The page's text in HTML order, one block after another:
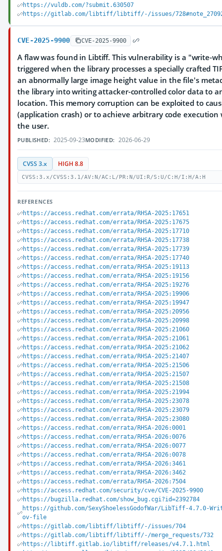
https://vuldb.com/?submit.630507
https://gitlab.com/libtiff/libtiff/-/issues/
CVE-2025-9900 CVE-2025-9900
A flaw was found in Libtiff. This vulnerability is a "write-
triggered when the library processes a specially crafted
an abnormally large image height value in the file's
the library into writing attacker-controlled color data to
location. This memory corruption can be exploited to
(application crash) or to achieve arbitrary code
the user.
PUBLISHED: 2025-09-23MODIFIED: 2026-06-29
CVSS 3.x HIGH 8.8
CVSS:3.x/CVSS:3.1/AV:N/AC:L/PR:N/UI:R/S:U/C:H/I:H/A:H
REFERENCES
https://access.redhat.com/errata/RHSA-2025:17651
https://access.redhat.com/errata/RHSA-2025:17675
https://access.redhat.com/errata/RHSA-2025:17710
https://access.redhat.com/errata/RHSA-2025:17738
https://access.redhat.com/errata/RHSA-2025:17739
https://access.redhat.com/errata/RHSA-2025:17740
https://access.redhat.com/errata/RHSA-2025:19113
https://access.redhat.com/errata/RHSA-2025:19156
https://access.redhat.com/errata/RHSA-2025:19276
https://access.redhat.com/errata/RHSA-2025:19906
https://access.redhat.com/errata/RHSA-2025:19947
https://access.redhat.com/errata/RHSA-2025:20956
https://access.redhat.com/errata/RHSA-2025:20998
https://access.redhat.com/errata/RHSA-2025:21060
https://access.redhat.com/errata/RHSA-2025:21061
https://access.redhat.com/errata/RHSA-2025:21062
https://access.redhat.com/errata/RHSA-2025:21407
https://access.redhat.com/errata/RHSA-2025:21506
https://access.redhat.com/errata/RHSA-2025:21507
https://access.redhat.com/errata/RHSA-2025:21508
https://access.redhat.com/errata/RHSA-2025:21994
https://access.redhat.com/errata/RHSA-2025:23078
https://access.redhat.com/errata/RHSA-2025:23079
https://access.redhat.com/errata/RHSA-2025:23080
https://access.redhat.com/errata/RHSA-2026:0001
https://access.redhat.com/errata/RHSA-2026:0076
https://access.redhat.com/errata/RHSA-2026:0077
https://access.redhat.com/errata/RHSA-2026:0078
https://access.redhat.com/errata/RHSA-2026:3461
https://access.redhat.com/errata/RHSA-2026:3462
https://access.redhat.com/errata/RHSA-2026:7504
https://access.redhat.com/security/cve/CVE-2025-9900
https://bugzilla.redhat.com/show_bug.cgi?id=2392784
https://github.com/SexyShoelessGodofWar/LibTiff-4.7.0-
ov-file
https://gitlab.com/libtiff/libtiff/-/issues/704
https://gitlab.com/libtiff/libtiff/-/merge_requests/732
https://libtiff.gitlab.io/libtiff/releases/v4.7.1.html